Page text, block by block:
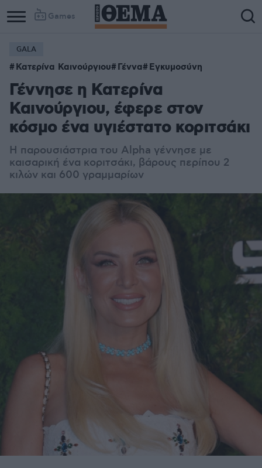
Games
GALA
Κατερίνα Καινούργιου Γέννα Εγκυμοσύνη
Γέννησε η Κατερίνα
Καινούργιου, έφερε στον
κόσμο ένα υγιέστατο κοριτσάκι
Η παρουσιάστρια του Alpha γέννησε με
καισαρική ένα κοριτσάκι, βάρους περίπου 2
κιλών και 600 γραμμαρίων